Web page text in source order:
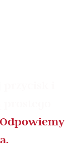
Odpowiemy